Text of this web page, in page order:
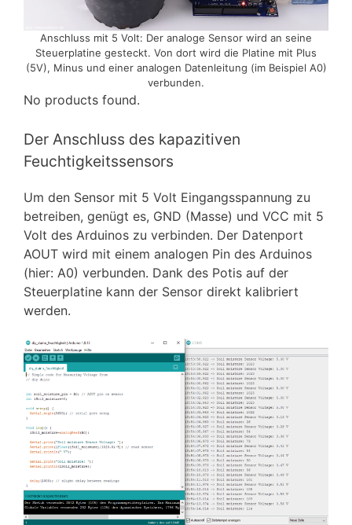
Anschluss mit 5 Volt: Der analoge Sensor wird an seine
Steuerplatine gesteckt. Von dort wird die Platine mit Plus
(5V), Minus und einer analogen Datenleitung (im Beispiel A0)
verbunden.
No products found.
Der Anschluss des kapazitiven
Feuchtigkeitssensors
Um den Sensor mit 5 Volt Eingangsspannung zu
betreiben, genügt es, GND (Masse) und VCC mit 5
Volt des Arduinos zu verbinden. Der Datenport
AOUT wird mit einem analogen Pin des Arduinos
(hier: A0) verbunden. Dank des Potis auf der
Steuerplatine kann der Sensor direkt kalibriert
werden.